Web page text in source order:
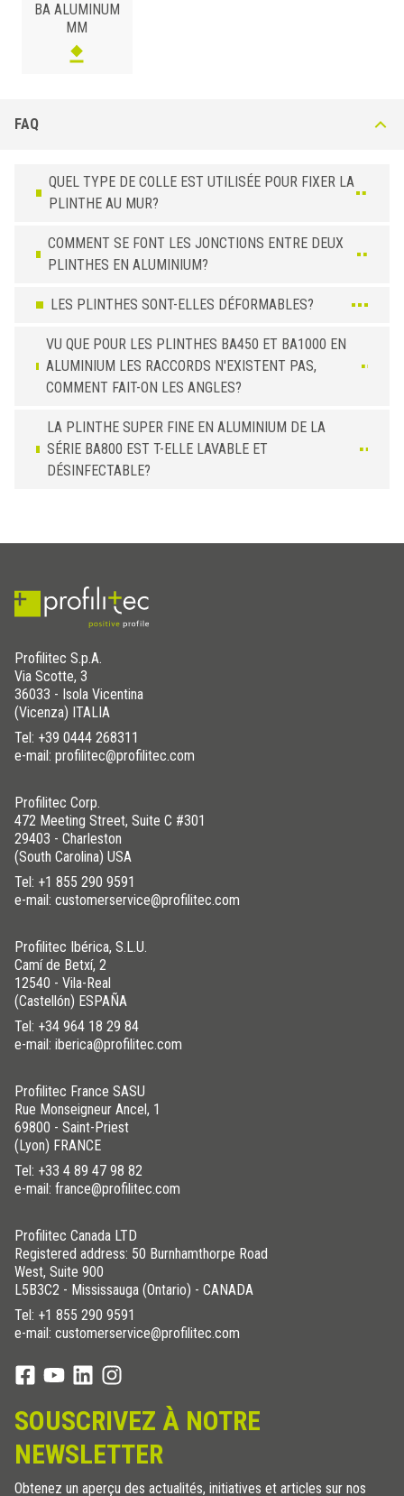
BA ALUMINUM
MM
FAQ
QUEL TYPE DE COLLE EST UTILISÉE POUR FIXER LA
PLINTHE AU MUR?
COMMENT SE FONT LES JONCTIONS ENTRE DEUX
PLINTHES EN ALUMINIUM?
LES PLINTHES SONT-ELLES DÉFORMABLES?
VU QUE POUR LES PLINTHES BA450 ET BA1000 EN
ALUMINIUM LES RACCORDS N'EXISTENT PAS,
COMMENT FAIT-ON LES ANGLES?
LA PLINTHE SUPER FINE EN ALUMINIUM DE LA
SÉRIE BA800 EST T-ELLE LAVABLE ET
DÉSINFECTABLE?
Profilitec S.p.A.
Via Scotte, 3
36033 - Isola Vicentina
(Vicenza) ITALIA
Tel: +39 0444 268311
e-mail: profilitec@profilitec.com
Profilitec Corp.
472 Meeting Street, Suite C #301
29403 - Charleston
(South Carolina) USA
Tel: +1 855 290 9591
e-mail: customerservice@profilitec.com
Profilitec Ibérica, S.L.U.
Camí de Betxí, 2
12540 - Vila-Real
(Castellón) ESPAÑA
Tel: +34 964 18 29 84
e-mail: iberica@profilitec.com
Profilitec France SASU
Rue Monseigneur Ancel, 1
69800 - Saint-Priest
(Lyon) FRANCE
Tel: +33 4 89 47 98 82
e-mail: france@profilitec.com
Profilitec Canada LTD
Registered address: 50 Burnhamthorpe Road
West, Suite 900
L5B3C2 - Mississauga (Ontario) - CANADA
Tel: +1 855 290 9591
e-mail: customerservice@profilitec.com
SOUSCRIVEZ À NOTRE
NEWSLETTER
Obtenez un aperçu des actualités, initiatives et articles sur nos